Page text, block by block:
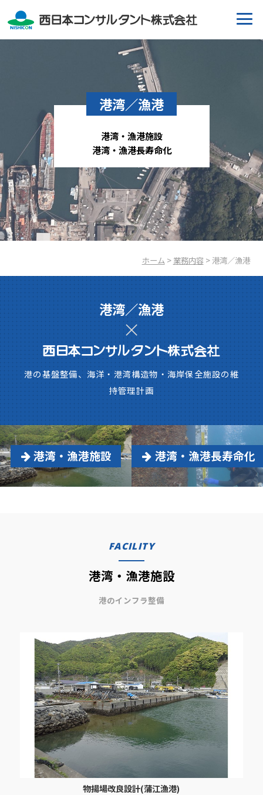
港湾／漁港
港湾・漁港施設
港湾・漁港長寿命化
ホーム > 業務内容> 港湾／漁港
港湾／漁港
港の基盤整備、海洋・港湾構造物・海岸保全施設の維
持管理計画
港湾・漁港施設 港湾・漁港長寿命化
FACILITY
港湾・漁港施設
港のインフラ整備
物揚場改良設計(蒲江漁港)